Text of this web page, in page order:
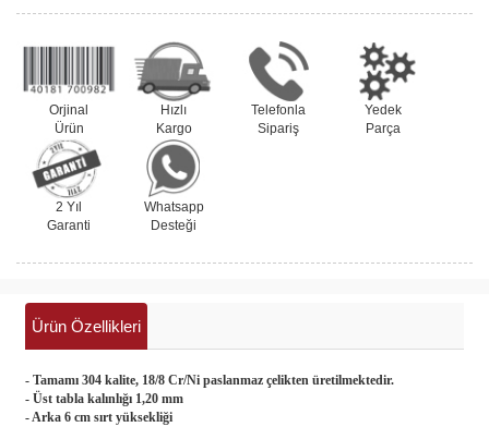
Orjinal
Ürün
Hızlı
Kargo
Telefonla
Sipariş
Yedek
Parça
2 Yıl
Garanti
Whatsapp
Desteği
Ürün Özellikleri
- Tamamı 304 kalite, 18/8 Cr/Ni paslanmaz çelikten üretilmektedir.
- Üst tabla kalınlığı 1,20 mm
- Arka 6 cm sırt yüksekliği